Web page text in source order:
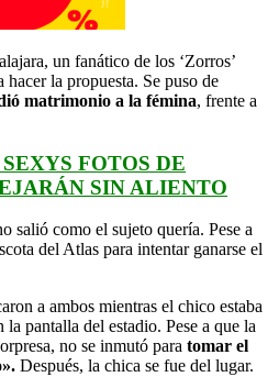
un fanático de los ‘Zorros’
la propuesta. Se puso de
matrimonio a la fémina, frente a
FOTOS DE
SIN ALIENTO
salió como el sujeto quería. Pese a
del Atlas para intentar ganarse el
a ambos mientras el chico estaba
pantalla del estadio. Pese a que la
no se inmutó para tomar el
Después, la chica se fue del lugar.